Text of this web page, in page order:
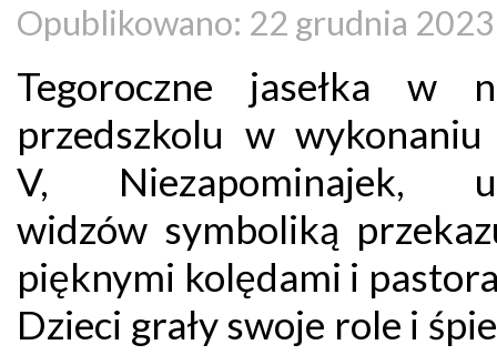
Opublikowano: 22 grudnia 2023
Tegoroczne jasełka w
przedszkolu w
V, Niezapominajek,
widzów symboliką
pięknymi kolędami i
Dzieci grały swoje role i